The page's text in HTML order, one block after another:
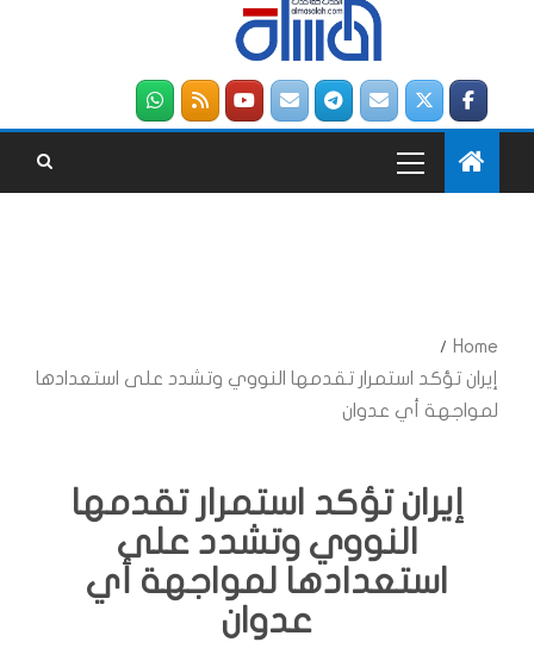
Home
إيران تؤكد استمرار تقدمها النووي وتشدد على استعدادها
لمواجهة أي عدوان
إيران تؤكد استمرار تقدمها
النووي وتشدد على
استعدادها لمواجهة أي
عدوان